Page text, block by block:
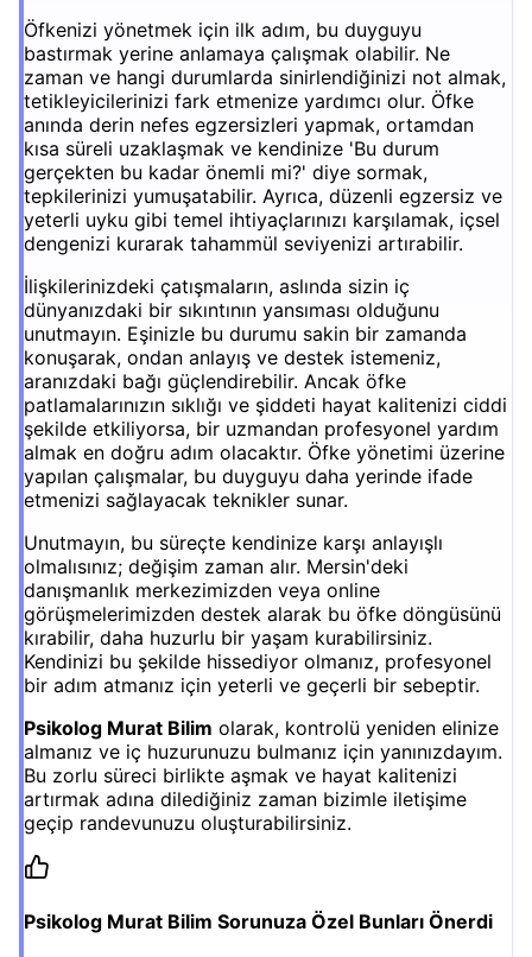
Öfkenizi yönetmek için ilk adım, bu duyguyu
bastırmak yerine anlamaya çalışmak olabilir. Ne
zaman ve hangi durumlarda sinirlendiğinizi not almak,
tetikleyicilerinizi fark etmenize yardımcı olur. Öfke
anında derin nefes egzersizleri yapmak, ortamdan
kısa süreli uzaklaşmak ve kendinize 'Bu durum
gerçekten bu kadar önemli mi?' diye sormak,
tepkilerinizi yumuşatabilir. Ayrıca, düzenli egzersiz ve
yeterli uyku gibi temel ihtiyaçlarınızı karşılamak, içsel
dengenizi kurarak tahammül seviyenizi artırabilir.
İlişkilerinizdeki çatışmaların, aslında sizin iç
dünyanızdaki bir sıkıntının yansıması olduğunu
unutmayın. Eşinizle bu durumu sakin bir zamanda
konuşarak, ondan anlayış ve destek istemeniz,
aranızdaki bağı güçlendirebilir. Ancak öfke
patlamalarınızın sıklığı ve şiddeti hayat kalitenizi ciddi
şekilde etkiliyorsa, bir uzmandan profesyonel yardım
almak en doğru adım olacaktır. Öfke yönetimi üzerine
yapılan çalışmalar, bu duyguyu daha yerinde ifade
etmenizi sağlayacak teknikler sunar.
Unutmayın, bu süreçte kendinize karşı anlayışlı
olmalısınız; değişim zaman alır. Mersin'deki
danışmanlık merkezimizden veya online
görüşmelerimizden destek alarak bu öfke döngüsünü
kırabilir, daha huzurlu bir yaşam kurabilirsiniz.
Kendinizi bu şekilde hissediyor olmanız, profesyonel
bir adım atmanız için yeterli ve geçerli bir sebeptir.
Psikolog Murat Bilim olarak, kontrolü yeniden elinize
almanız ve iç huzurunuzu bulmanız için yanınızdayım.
Bu zorlu süreci birlikte aşmak ve hayat kalitenizi
artırmak adına dilediğiniz zaman bizimle iletişime
geçip randevunuzu oluşturabilirsiniz.
Psikolog Murat Bilim Sorunuza Özel Bunları Önerdi